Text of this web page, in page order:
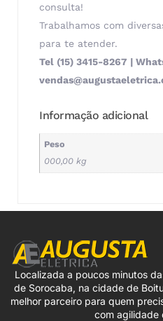
consulta!
Trabalhamos com
para te atender.
Tel (15) 3415-8267 |
Informação adicional
Peso
000,00 kg
Localizada a poucos minutos
de Sorocaba, na cidade de
melhor parceiro para quem
com agilidade